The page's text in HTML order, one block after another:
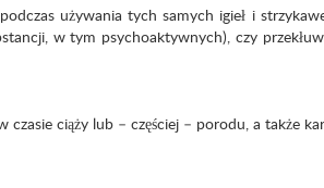
używania tych samych igieł i
w tym psychoaktywnych), czy
ciąży lub – częściej – porodu, a także